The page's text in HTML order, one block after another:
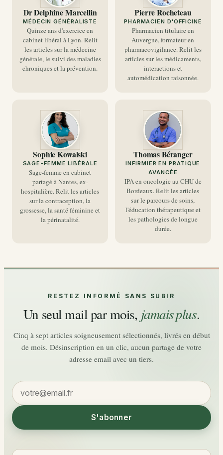
Dr Delphine Marcellin
MÉDECIN GÉNÉRALISTE
Quinze ans d'exercice en
cabinet libéral à Lyon. Relit
les articles sur la médecine
générale, le suivi des maladies
chroniques et la prévention.
Pierre Rocheteau
PHARMACIEN D'OFFICINE
Pharmacien titulaire en
Auvergne, formateur en
pharmacovigilance. Relit les
articles sur les médicaments,
interactions et
automédication raisonnée.
SK
Sophie Kowalski
SAGE-FEMME LIBÉRALE
Sage-femme en cabinet
partagé à Nantes, ex-
hospitalière. Relit les articles
sur la contraception, la
grossesse, la santé féminine et
la périnatalité.
TB
Thomas Béranger
INFIRMIER EN PRATIQUE
AVANCÉE
IPA en oncologie au CHU de
Bordeaux. Relit les articles
sur le parcours de soins,
l'éducation thérapeutique et
les pathologies de longue
durée.
RESTEZ INFORMÉ SANS SUBIR
Un seul mail par mois, jamais plus.
Cinq à sept articles soigneusement sélectionnés, livrés en début
de mois. Désinscription en un clic, aucun partage de votre
adresse email avec un tiers.
Votre
adresse
email
S'abonner